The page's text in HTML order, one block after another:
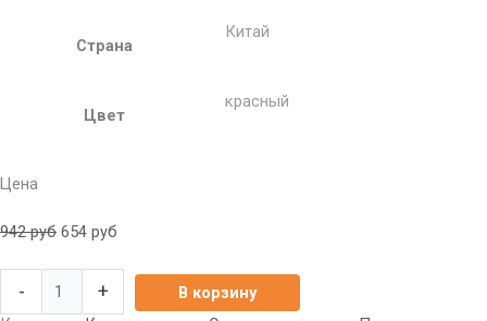
Страна
Китай
Цвет
красный
Цена
942руб 654 руб
- +
В корзину